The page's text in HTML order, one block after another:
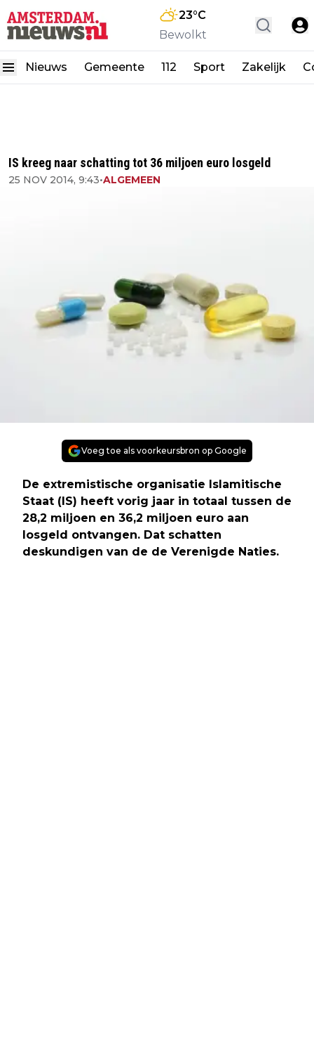
23°C
Bewolkt
Nieuws Gemeente 112 Sport Zakelijk
IS kreeg naar schatting tot 36 miljoen euro losgeld
25 NOV 2014, 9:43•ALGEMEEN
Voeg toe als voorkeursbron op Google
De extremistische organisatie Islamitische
Staat (IS) heeft vorig jaar in totaal tussen de
28,2 miljoen en 36,2 miljoen euro aan
losgeld ontvangen. Dat schatten
deskundigen van de de Verenigde Naties.